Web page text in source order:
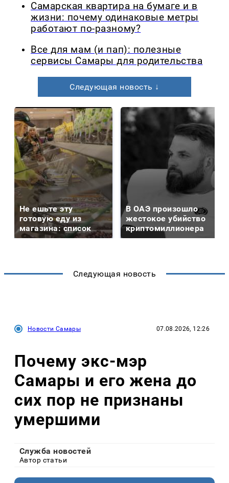
Самарская квартира на бумаге и в
жизни: почему одинаковые метры
работают по-разному?
Все для мам (и пап): полезные
сервисы Самары для родительства
Следующая новость ↓
Не ешьте эту
готовую еду из
магазина: список
В ОАЭ произошло
жестокое убийство
криптомиллионера
Следующая новость
Новости Самары 07.08.2026, 12:26
Почему экс-мэр
Самары и его жена до
сих пор не признаны
умершими
Служба новостей
Автор статьи